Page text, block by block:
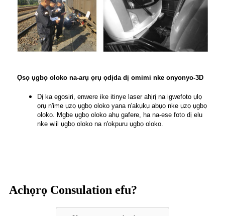
Ọsọ ụgbọ oloko na-arụ ọrụ ọdịda dị omimi nke onyonyo-3D
Dị ka egosiri, enwere ike itinye laser ahịrị na igwefoto ụlọ
ọrụ n'ime ụzọ ụgbọ oloko yana n'akụkụ abụọ nke ụzọ ụgbọ
oloko. Mgbe ụgbọ oloko ahụ gafere, ha na-ese foto dị elu
nke wiil ụgbọ oloko na n'okpuru ụgbọ oloko.
Achọrọ Consulation efu?